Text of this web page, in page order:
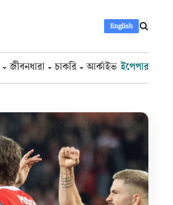
English
জীবনধারা চাকরি আর্কাইভ ইপেপার